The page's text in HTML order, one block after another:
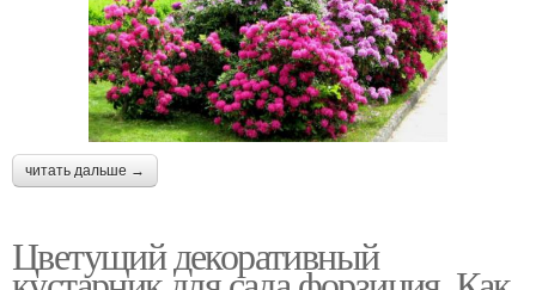
читать дальше →
Цветущий декоративный